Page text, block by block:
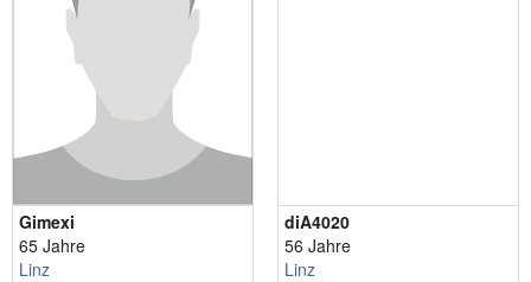
Gimexi
65 Jahre
Linz
diA4020
56 Jahre
Linz